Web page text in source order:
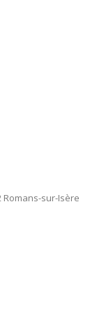
Romans-sur-Isère